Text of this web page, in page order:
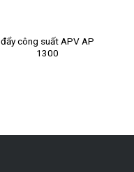
đẩy công suất APV AP
1300